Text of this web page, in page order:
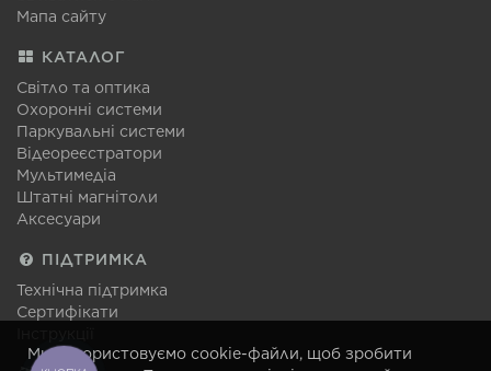
Ми використовуємо cookie-файли, щоб зробити
Мапа сайту
КАТАЛОГ
Світло та оптика
Охоронні системи
Паркувальні системи
Відеореєстратори
Мультимедіа
Штатні магнітоли
Аксесуари
ПІДТРИМКА
Технічна підтримка
Сертифікати